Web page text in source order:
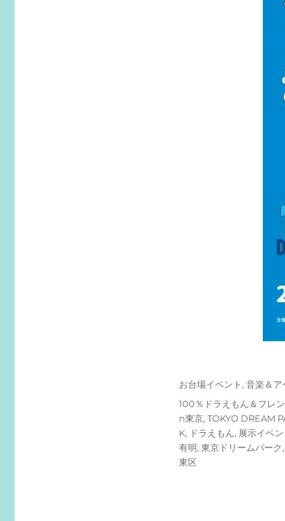
投
日:
カ
ー
お台場イベント , 音楽＆ア
タ
グ
100％ドラえもん＆フレ
n東京, TOKYO DREAM
K, ドラえもん, 展示イベン
有明, 東京ドリームパーク,
東区